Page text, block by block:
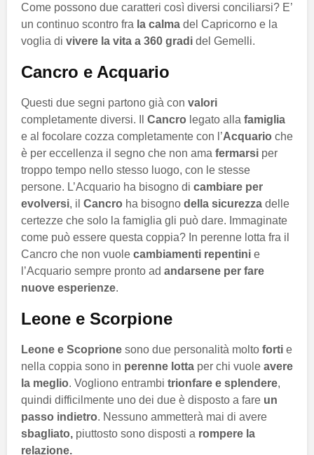
Come possono due caratteri così diversi conciliarsi? E’
un continuo scontro fra la calma del Capricorno e la
voglia di vivere la vita a 360 gradi del Gemelli.
Cancro e Acquario
Questi due segni partono già con valori
completamente diversi. Il Cancro legato alla famiglia
e al focolare cozza completamente con l’Acquario che
è per eccellenza il segno che non ama fermarsi per
troppo tempo nello stesso luogo, con le stesse
persone. L’Acquario ha bisogno di cambiare per
evolversi, il Cancro ha bisogno della sicurezza delle
certezze che solo la famiglia gli può dare. Immaginate
come può essere questa coppia? In perenne lotta fra il
Cancro che non vuole cambiamenti repentini e
l’Acquario sempre pronto ad andarsene per fare
nuove esperienze.
Leone e Scorpione
Leone e Scoprione sono due personalità molto forti e
nella coppia sono in perenne lotta per chi vuole avere
la meglio. Vogliono entrambi trionfare e splendere,
quindi difficilmente uno dei due è disposto a fare un
passo indietro. Nessuno ammetterà mai di avere
sbagliato, piuttosto sono disposti a rompere la
relazione.